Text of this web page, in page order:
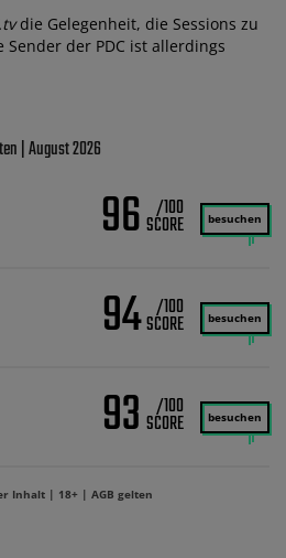
die Gelegenheit, die Sessions zu
der PDC ist allerdings
| August 2026
96 /100 besuchen
94 /100 besuchen
93 /100 besuchen
Inhalt | 18+ | AGB gelten